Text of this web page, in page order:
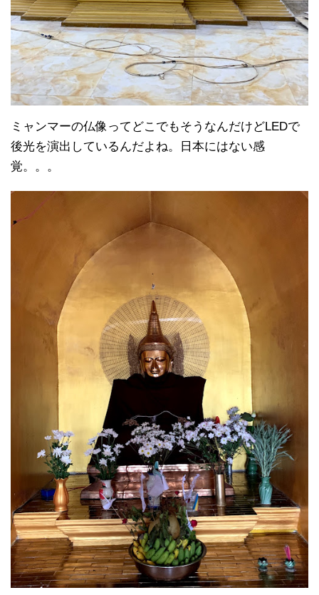
ミャンマーの仏像ってどこでもそうなんだけどLEDで
後光を演出しているんだよね。日本にはない感
覚。。。